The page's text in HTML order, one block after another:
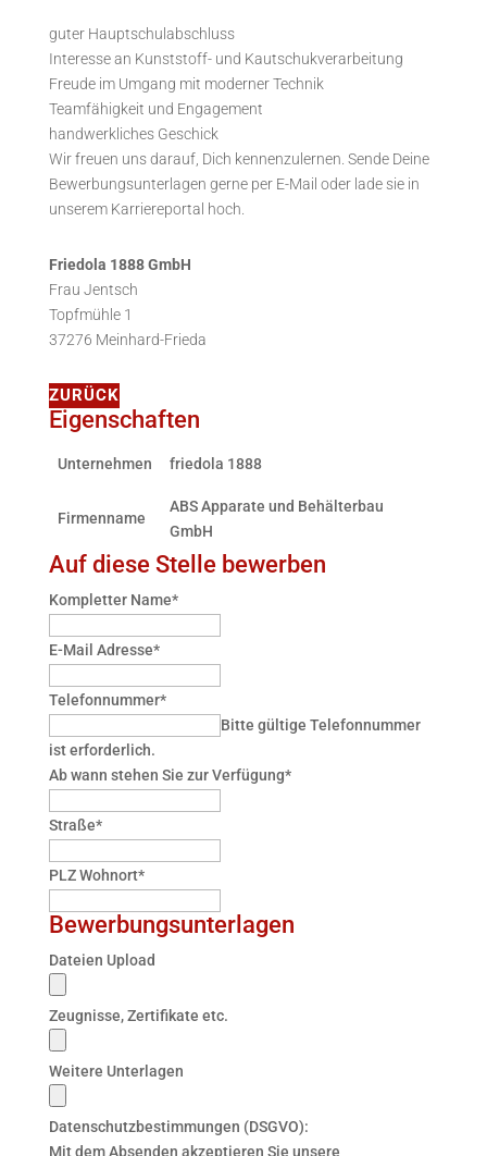
guter Hauptschulabschluss
Interesse an Kunststoff- und Kautschukverarbeitung
Freude im Umgang mit moderner Technik
Teamfähigkeit und Engagement
handwerkliches Geschick
Wir freuen uns darauf, Dich kennenzulernen. Sende Deine
Bewerbungsunterlagen gerne per E-Mail oder lade sie in
unserem Karriereportal hoch.
Friedola 1888 GmbH
Frau Jentsch
Topfmühle 1
37276 Meinhard-Frieda
ZURÜCK
Eigenschaften
Unternehmen friedola 1888
Firmenname
ABS Apparate und Behälterbau
GmbH
Auf diese Stelle bewerben
Kompletter Name*
E-Mail Adresse*
Telefonnummer*
Bitte gültige Telefonnummer
ist erforderlich.
Ab wann stehen Sie zur Verfügung*
Straße*
PLZ Wohnort*
Bewerbungsunterlagen
Dateien Upload
Zeugnisse, Zertifikate etc.
Weitere Unterlagen
Datenschutzbestimmungen (DSGVO):
Mit dem Absenden akzeptieren Sie unsere